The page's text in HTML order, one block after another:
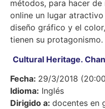
métodos, para hacer
online un lugar
diseño gráfico y el
tienen su protagonismo.
Cultural Heritage.
Fecha: 29/3/2018
Idioma: Inglés
Dirigido a: docentes en